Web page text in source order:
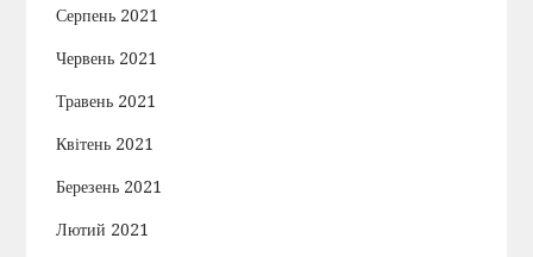
Серпень 2021
Червень 2021
Травень 2021
Квітень 2021
Березень 2021
Лютий 2021